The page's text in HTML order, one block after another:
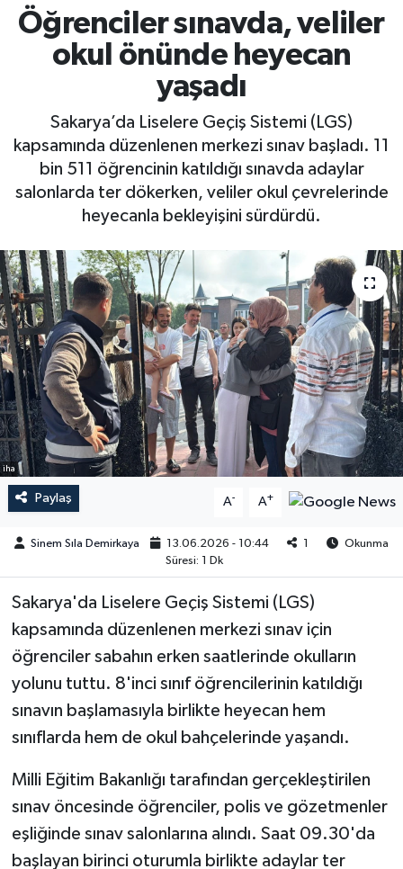
Öğrenciler sınavda, veliler
okul önünde heyecan
yaşadı
Sakarya’da Liselere Geçiş Sistemi (LGS)
kapsamında düzenlenen merkezi sınav başladı. 11
bin 511 öğrencinin katıldığı sınavda adaylar
salonlarda ter dökerken, veliler okul çevrelerinde
heyecanla bekleyişini sürdürdü.
iha
Paylaş A- A+
Sinem Sıla Demirkaya 13.06.2026 - 10:44 1
Okunma
Süresi: 1 Dk
Sakarya'da Liselere Geçiş Sistemi (LGS)
kapsamında düzenlenen merkezi sınav için
öğrenciler sabahın erken saatlerinde okulların
yolunu tuttu. 8'inci sınıf öğrencilerinin katıldığı
sınavın başlamasıyla birlikte heyecan hem
sınıflarda hem de okul bahçelerinde yaşandı.
Milli Eğitim Bakanlığı tarafından gerçekleştirilen
sınav öncesinde öğrenciler, polis ve gözetmenler
eşliğinde sınav salonlarına alındı. Saat 09.30'da
başlayan birinci oturumla birlikte adaylar ter